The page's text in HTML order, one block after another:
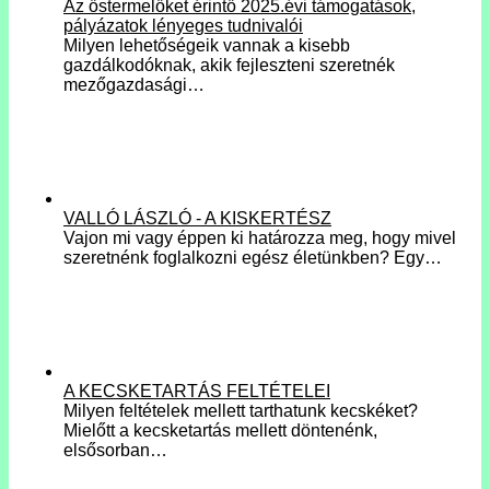
Az őstermelőket érintő 2025.évi támogatások,
pályázatok lényeges tudnivalói
Milyen lehetőségeik vannak a kisebb
gazdálkodóknak, akik fejleszteni szeretnék
mezőgazdasági…
VALLÓ LÁSZLÓ - A KISKERTÉSZ
Vajon mi vagy éppen ki határozza meg, hogy mivel
szeretnénk foglalkozni egész életünkben? Egy…
A KECSKETARTÁS FELTÉTELEI
Milyen feltételek mellett tarthatunk kecskéket?
Mielőtt a kecsketartás mellett döntenénk,
elsősorban…